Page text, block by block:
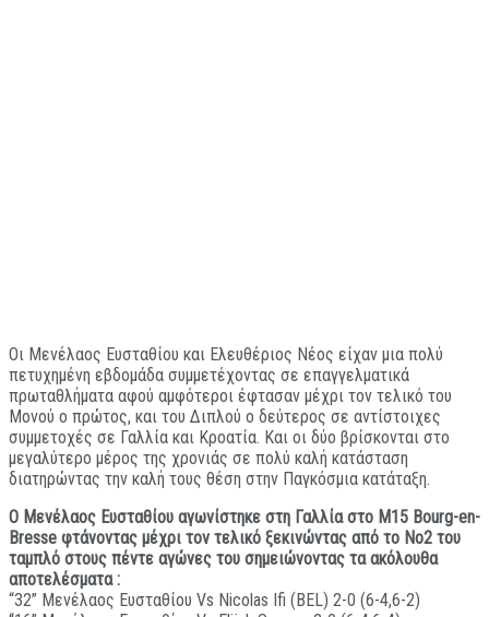
Οι Μενέλαος Ευσταθίου και Ελευθέριος Νέος είχαν μια πολύ
πετυχημένη εβδομάδα συμμετέχοντας σε επαγγελματικά
πρωταθλήματα αφού αμφότεροι έφτασαν μέχρι τον τελικό του
Μονού ο πρώτος, και του Διπλού ο δεύτερος σε αντίστοιχες
συμμετοχές σε Γαλλία και Κροατία. Και οι δύο βρίσκονται στο
μεγαλύτερο μέρος της χρονιάς σε πολύ καλή κατάσταση
διατηρώντας την καλή τους θέση στην Παγκόσμια κατάταξη.
Ο Μενέλαος Ευσταθίου αγωνίστηκε στη Γαλλία στο M15 Bourg-en-
Bresse φτάνοντας μέχρι τον τελικό ξεκινώντας από το Νο2 του
ταμπλό στους πέντε αγώνες του σημειώνοντας τα ακόλουθα
αποτελέσματα :
“32” Μενέλαος Ευσταθίου Vs Nicolas Ifi (BEL) 2-0 (6-4,6-2)